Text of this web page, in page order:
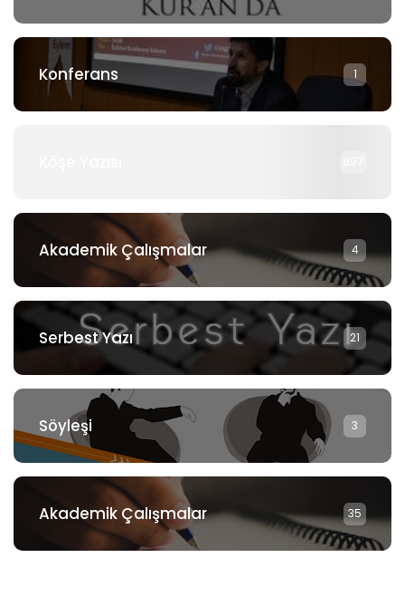
Konferans 1
Akademik Çalışmalar 4
Serbest Yazı 21
Söyleşi 3
Akademik Çalışmalar 35